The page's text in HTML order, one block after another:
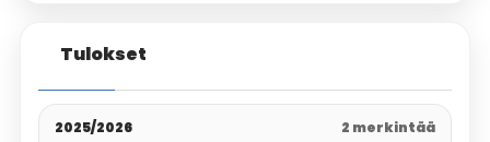
Tulokset
2025/2026 2 merkintää